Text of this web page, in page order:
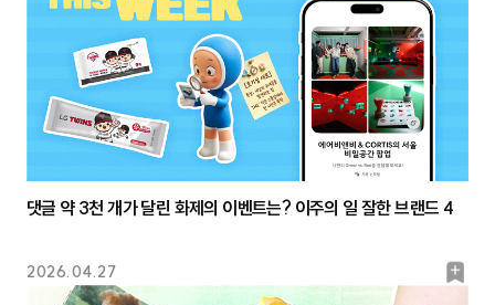
2026.04.27
북
댓글 약 3천 개가 달린 화제의 이벤트는? 이주의 일 잘한 브랜드 4